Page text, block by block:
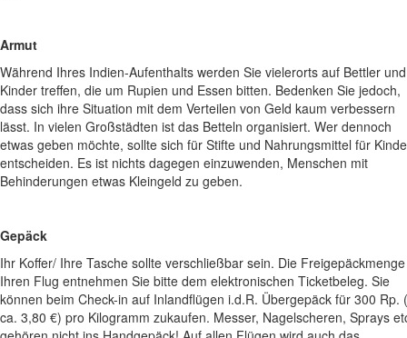
Armut
Während Ihres Indien-Aufenthalts werden Sie vielerorts auf Bettler und
Kinder treffen, die um Rupien und Essen bitten. Bedenken Sie jedoch,
dass sich ihre Situation mit dem Verteilen von Geld kaum verbessern
lässt. In vielen Großstädten ist das Betteln organisiert. Wer dennoch
etwas geben möchte, sollte sich für Stifte und Nahrungsmittel für
entscheiden. Es ist nichts dagegen einzuwenden, Menschen mit
Behinderungen etwas Kleingeld zu geben.
Gepäck
Ihr Koffer/ Ihre Tasche sollte verschließbar sein. Die
Ihren Flug entnehmen Sie bitte dem elektronischen Ticketbeleg. Sie
können beim Check-in auf Inlandflügen i.d.R. Übergepäck für 300 Rp.
ca. 3,80 €) pro Kilogramm zukaufen. Messer, Nagelscheren, Sprays